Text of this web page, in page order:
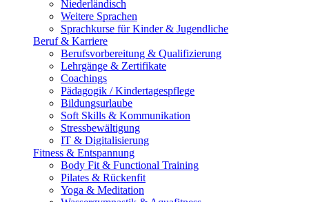
Niederländisch
Weitere Sprachen
Sprachkurse für Kinder & Jugendliche
Beruf & Karriere
Berufsvorbereitung & Qualifizierung
Lehrgänge & Zertifikate
Coachings
Pädagogik / Kindertagespflege
Bildungsurlaube
Soft Skills & Kommunikation
Stressbewältigung
IT & Digitalisierung
Fitness & Entspannung
Body Fit & Functional Training
Pilates & Rückenfit
Yoga & Meditation